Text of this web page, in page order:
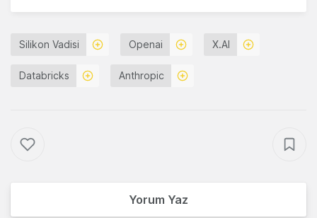
Silikon Vadisi Openai X.AI
Databricks Anthropic
Yorum Yaz